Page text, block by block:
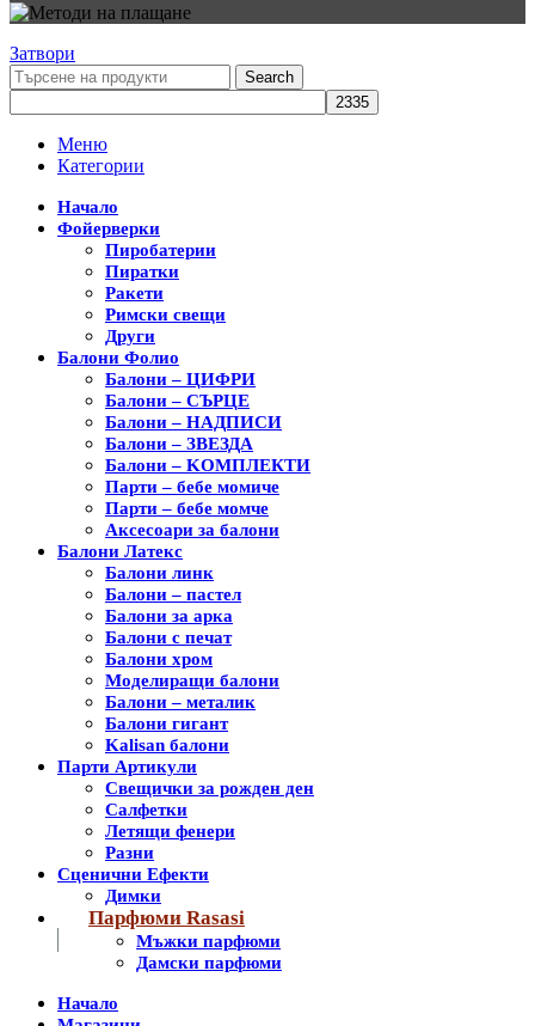
Затвори
Search
Меню
Категории
Начало
Фойерверки
Пиробатерии
Пиратки
Ракети
Римски свещи
Други
Балони Фолио
Балони – ЦИФРИ
Балони – СЪРЦЕ
Балони – НАДПИСИ
Балони – ЗВЕЗДА
Балони – KОМПЛЕКТИ
Парти – бебе момиче
Парти – бебе момче
Аксесоари за балони
Балони Латекс
Балони линк
Балони – пастел
Балони за арка
Балони с печат
Балони хром
Моделиращи балони
Балони – металик
Балони гигант
Kalisan балони
Парти Артикули
Свещички за рожден ден
Салфетки
Летящи фенери
Разни
Сценични Ефекти
Димки
Парфюми Rasasi
Мъжки парфюми
Дамски парфюми
Начало